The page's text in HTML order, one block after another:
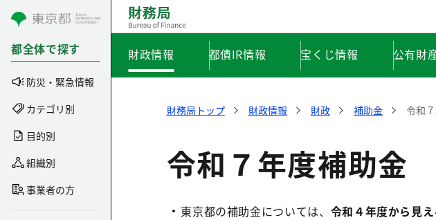
コンテンツにスキップ
都全体で探す
防災・緊急情報
カテゴリ別
目的別
組織別
事業者の方
財政情報 都債IR情報 宝くじ情報 公有財
財務局トップ 財政情報 財政 補助金 令和
令和７年度補助金
東京都の補助金については、 令和４年度から見